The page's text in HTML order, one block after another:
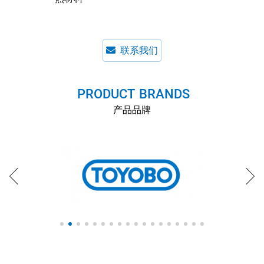
联系我们
PR O DU CT- B RA N DS
产品品牌